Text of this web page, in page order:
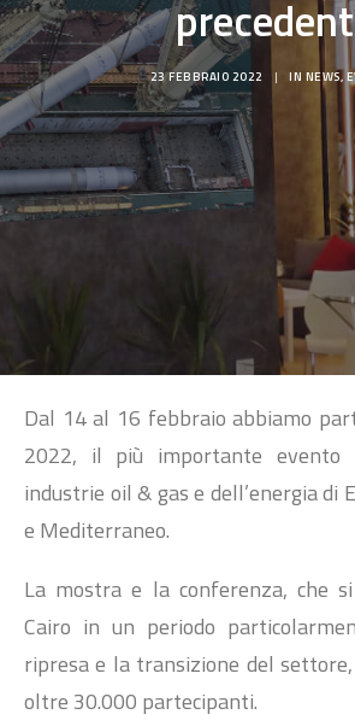
LAVORA CON NOI
NEWS
SEARCH
23 FEBBRAIO 2022 | IN NEWS,
Dal 14 al 16 febbraio abbiamo
2022, il più importante evento
industrie oil & gas e dell’energia di
e Mediterraneo.
La mostra e la conferenza, che
Cairo in un periodo
ripresa e la transizione del
oltre 30.000 partecipanti.